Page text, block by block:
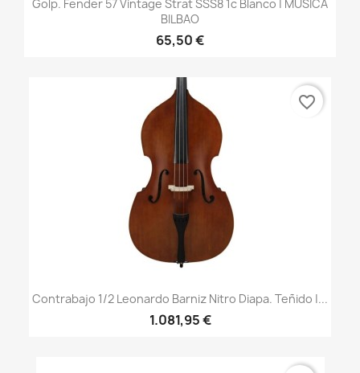
Golp. Fender 57 Vintage Strat SSS8 1c Blanco | MÚSICA
BILBAO
65,50 €
Contrabajo 1/2 Leonardo Barniz Nitro Diapa. Teñido |...
1.081,95 €
favorite_border